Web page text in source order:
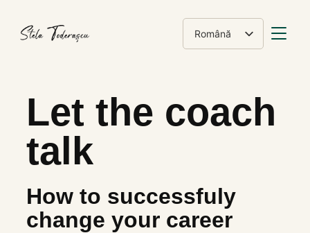
Română
Let the coach
talk
How to successfuly
change your career